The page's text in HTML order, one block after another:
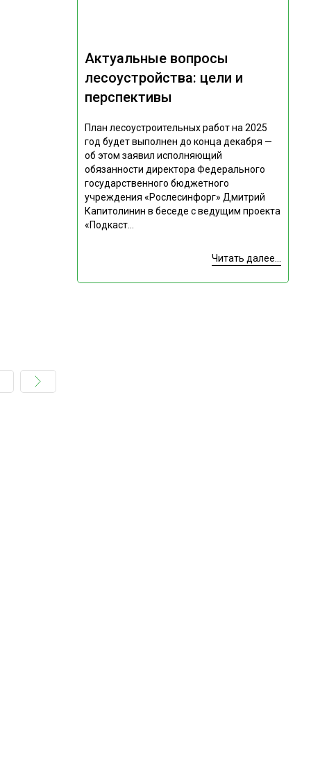
Актуальные вопросы
лесоустройства: цели и
перспективы
План лесоустроительных работ на 2025
год будет выполнен до конца декабря —
об этом заявил исполняющий
обязанности директора Федерального
государственного бюджетного
учреждения «Рослесинфорг» Дмитрий
Капитолинин в беседе с ведущим проекта
«Подкаст...
Читать далее...